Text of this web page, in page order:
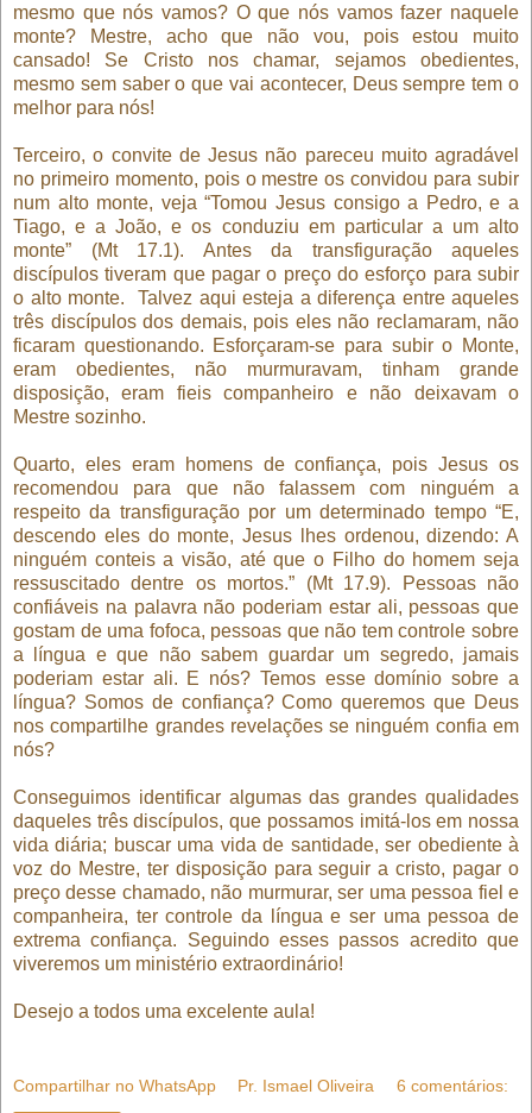
mesmo que nós vamos? O que nós vamos fazer naquele
monte? Mestre, acho que não vou, pois estou muito
cansado! Se Cristo nos chamar, sejamos obedientes,
mesmo sem saber o que vai acontecer, Deus sempre tem o
melhor para nós!
Terceiro, o convite de Jesus não pareceu muito agradável
no primeiro momento, pois o mestre os convidou para subir
num alto monte, veja “Tomou Jesus consigo a Pedro, e a
Tiago, e a João, e os conduziu em particular a um alto
monte” (Mt 17.1). Antes da transfiguração aqueles
discípulos tiveram que pagar o preço do esforço para subir
o alto monte.
Talvez aqui esteja a diferença entre aqueles
três discípulos dos demais, pois eles não reclamaram, não
ficaram questionando. Esforçaram-se para subir o Monte,
eram obedientes, não murmuravam, tinham grande
disposição, eram fieis companheiro e não deixavam o
Mestre sozinho.
Quarto, eles eram homens de confiança, pois Jesus os
recomendou para que não falassem com ninguém a
respeito da transfiguração por um determinado tempo “E,
descendo eles do monte, Jesus lhes ordenou, dizendo: A
ninguém conteis a visão, até que o Filho do homem seja
ressuscitado dentre os mortos.” (Mt 17.9). Pessoas não
confiáveis na palavra não poderiam estar ali, pessoas que
gostam de uma fofoca, pessoas que não tem controle sobre
a língua e que não sabem guardar um segredo, jamais
poderiam estar ali. E nós? Temos esse domínio sobre a
língua? Somos de confiança? Como queremos que Deus
nos compartilhe grandes revelações se ninguém confia em
nós?
Conseguimos identificar algumas das grandes qualidades
daqueles três discípulos, que possamos imitá-los em nossa
vida diária; buscar uma vida de santidade, ser obediente à
voz do Mestre, ter disposição para seguir a cristo, pagar o
preço desse chamado, não murmurar, ser uma pessoa fiel e
companheira, ter controle da língua e ser uma pessoa de
extrema confiança. Seguindo esses passos acredito que
viveremos um ministério extraordinário!
Desejo a todos uma excelente aula!
Compartilhar no WhatsApp Pr. Ismael Oliveira 6 comentários: